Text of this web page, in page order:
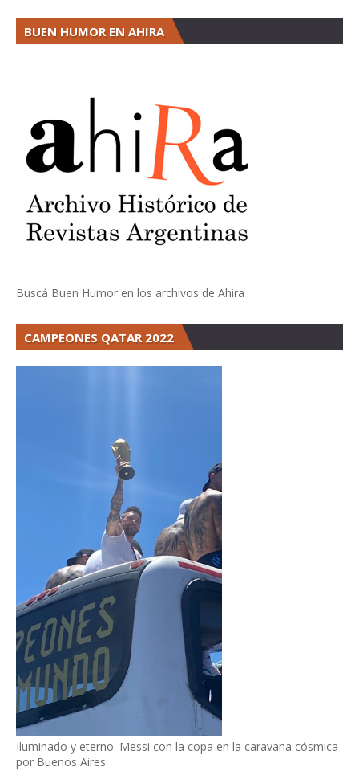
BUEN HUMOR EN AHIRA
Buscá Buen Humor en los archivos de Ahira
CAMPEONES QATAR 2022
Iluminado y eterno. Messi con la copa en la caravana cósmica
por Buenos Aires